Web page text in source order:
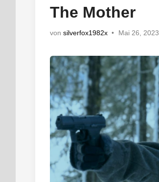
The Mother
von silverfox1982x • Mai 26, 2023